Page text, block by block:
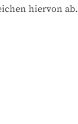
hiervon ab.